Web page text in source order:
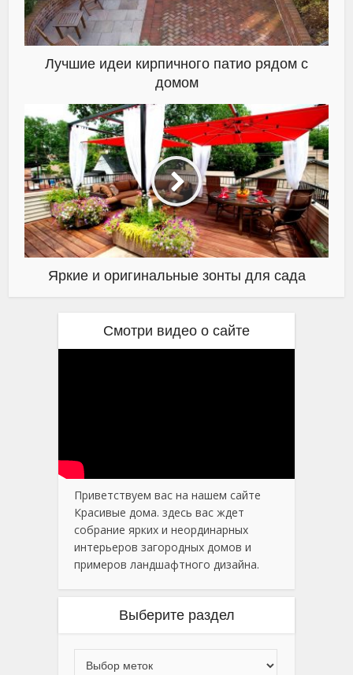
Лучшие идеи кирпичного патио рядом с
домом
Яркие и оригинальные зонты для сада
Смотри видео о сайте
Приветствуем вас на нашем сайте
Красивые дома. здесь вас ждет
собрание ярких и неординарных
интерьеров загородных домов и
примеров ландшафтного дизайна.
Выберите раздел